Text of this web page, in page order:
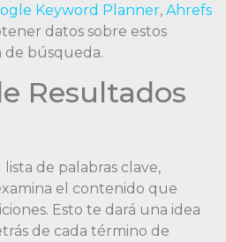
Keyword Planner, Ahrefs
datos sobre estos
búsqueda.
Resultados
de palabras clave,
el contenido que
Esto te dará una idea
de cada término de